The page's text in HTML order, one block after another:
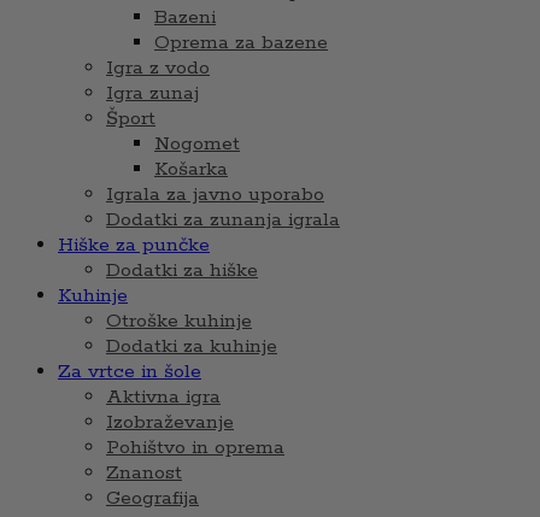
Bazeni
Oprema za bazene
Igra z vodo
Igra zunaj
Šport
Nogomet
Košarka
Igrala za javno uporabo
Dodatki za zunanja igrala
Hiške za punčke
Dodatki za hiške
Kuhinje
Otroške kuhinje
Dodatki za kuhinje
Za vrtce in šole
Aktivna igra
Izobraževanje
Pohištvo in oprema
Znanost
Geografija